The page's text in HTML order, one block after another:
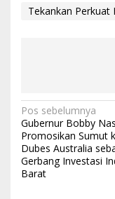
Tekankan Perkuat
N
a
v
i
Pos sebelumnya
Gubernur Bobby
Promosikan Sumut
Dubes Australia
Gerbang Investasi
Barat